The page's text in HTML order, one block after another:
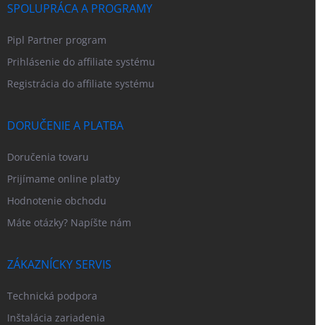
SPOLUPRÁCA A PROGRAMY
Pipl Partner program
Prihlásenie do affiliate systému
Registrácia do affiliate systému
DORUČENIE A PLATBA
Doručenia tovaru
Prijímame online platby
Hodnotenie obchodu
Máte otázky? Napíšte nám
ZÁKAZNÍCKY SERVIS
Technická podpora
Inštalácia zariadenia